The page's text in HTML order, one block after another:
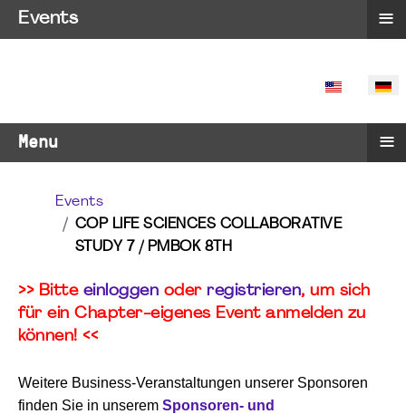
SPRACHE
Menu ≡
Events
COP LIFE SCIENCES COLLABORATIVE
STUDY 7 / PMBOK 8TH
>> Bitte einloggen oder registrieren, um sich
für ein Chapter-eigenes Event anmelden zu
können! <<
Weitere Business-Veranstaltungen unserer Sponsoren
finden Sie in unserem Sponsoren- und
Events ≡